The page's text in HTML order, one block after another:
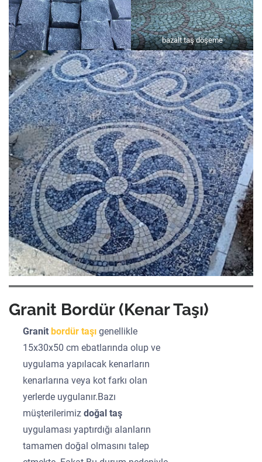
bazalt taş döşeme
Granit Bordür (Kenar Taşı)
Granitbordür taşı genellikle
15x30x50 cm ebatlarında olup ve
uygulama yapılacak kenarların
kenarlarına veya kot farkı olan
yerlerde uygulanır.Bazı
müşterilerimizdoğal taş
uygulaması yaptırdığı alanların
tamamen doğal olmasını talep